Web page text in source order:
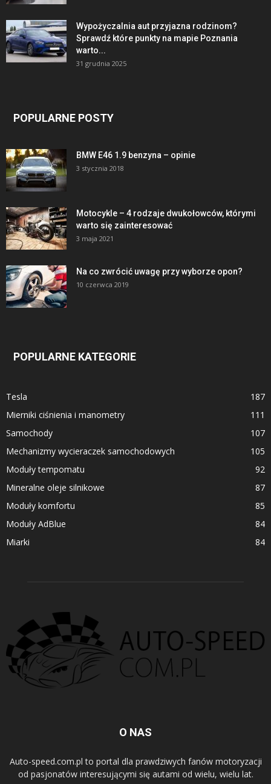
Wypożyczalnia aut przyjazna rodzinom?
Sprawdź które punkty na mapie Poznania
warto...
31 grudnia 2025
POPULARNE POSTY
BMW E46 1.9 benzyna – opinie
3 stycznia 2018
Motocykle – 4 rodzaje dwukołowców, którymi
warto się zainteresować
3 maja 2021
Na co zwrócić uwagę przy wyborze opon?
10 czerwca 2019
POPULARNE KATEGORIE
Tesla
187
Mierniki ciśnienia i manometry
111
Samochody
107
Mechanizmy wycieraczek samochodowych
105
Moduły tempomatu
92
Mineralne oleje silnikowe
87
Moduły komfortu
85
Moduły AdBlue
84
Miarki
84
O NAS
Auto-speed.com.pl to portal dla prawdziwych fanów motoryzacji
od pasjonatów interesującymi się autami od wielu, wielu lat.